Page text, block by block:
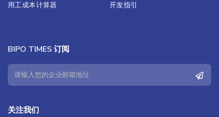
用工成本计算器
开发指引
BIPO TIMES 订阅
关注我们